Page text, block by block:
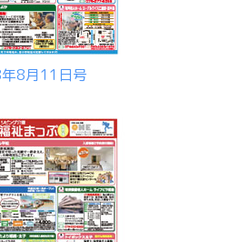
8月11日号